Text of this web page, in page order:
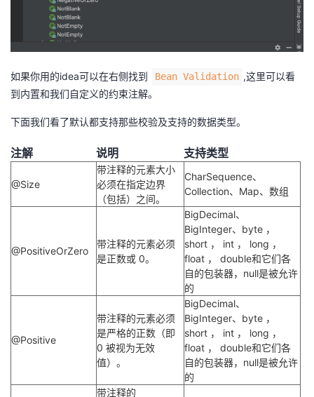
如果你用的idea可以在右侧找到 Bean Validation ,这里可以看
到内置和我们自定义的约束注解。
下面我们看了默认都支持那些校验及支持的数据类型。
注解 说明 支持类型
@Size
带注释的元素大小
必须在指定边界
（包括）之间。
CharSequence、
Collection、Map、数组
@PositiveOrZero
带注释的元素必须
是正数或 0。
BigDecimal、
BigInteger、byte ，
short ， int ， long ，
float ， double和它们各
自的包装器，null是被允许
的
@Positive
带注释的元素必须
是严格的正数（即
0 被视为无效
值）。
BigDecimal、
BigInteger、byte ，
short ， int ， long ，
float ， double和它们各
自的包装器，null是被允许
的
带注释的